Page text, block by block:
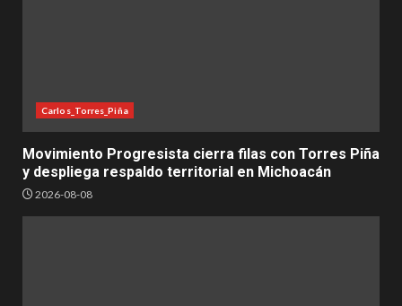
Carlos_Torres_Piña
Movimiento Progresista cierra filas con Torres Piña
y despliega respaldo territorial en Michoacán
2026-08-08